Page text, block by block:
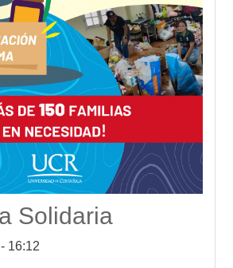
Solidaria
16:12